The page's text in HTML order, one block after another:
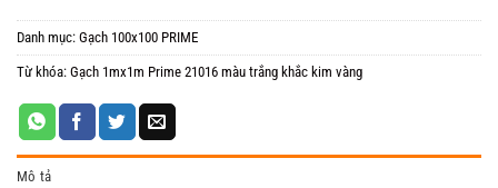
Danh mục: Gạch 100x100 PRIME
Từ khóa: Gạch 1mx1m Prime 21016 màu trắng khắc kim vàng
Mô tả